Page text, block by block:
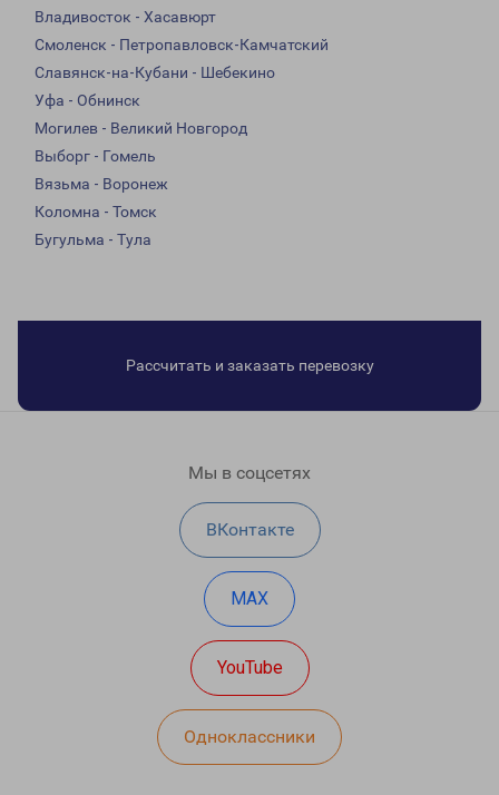
Владивосток - Хасавюрт
Смоленск - Петропавловск-Камчатский
Славянск-на-Кубани - Шебекино
Уфа - Обнинск
Могилев - Великий Новгород
Выборг - Гомель
Вязьма - Воронеж
Коломна - Томск
Бугульма - Тула
Рассчитать и заказать перевозку
Мы в соцсетях
ВКонтакте
MAX
YouTube
Одноклассники